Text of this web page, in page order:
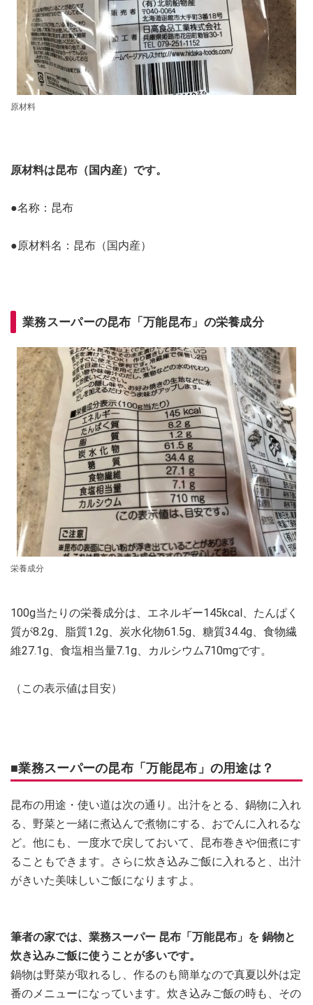
原材料
原材料は昆布（国内産）です。
●名称：昆布
●原材料名：昆布（国内産）
業務スーパーの昆布「 万能昆布」の栄養成分
栄養成分
100g当たりの栄養成分は、エネルギー145kcal、たんぱく
質が8.2g、脂質1.2g、炭水化物61.5g、糖質34.4g、食物繊
維27.1g、食塩相当量7.1g、カルシウム710mgです。
（この表示値は目安）
■業務スーパーの昆布「万能昆布」の用途は？
昆布の用途・使い道は次の通り。出汁をとる、鍋物に入れ
る、野菜と一緒に煮込んで煮物にする、おでんに入れるな
ど。他にも、一度水で戻しておいて、昆布巻きや佃煮にす
ることもできます。さらに炊き込みご飯に入れると、出汁
がきいた美味しいご飯になりますよ。
筆者の家では、業務スーパー 昆布「万能昆布」を 鍋物と
炊き込みご飯に使うことが多いです。
鍋物は野菜が取れるし、作るのも簡単なので真夏以外は定
番のメニューになっています。炊き込みご飯の時も、その